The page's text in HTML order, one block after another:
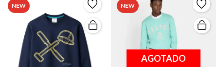
NEW NEW
AGOTADO